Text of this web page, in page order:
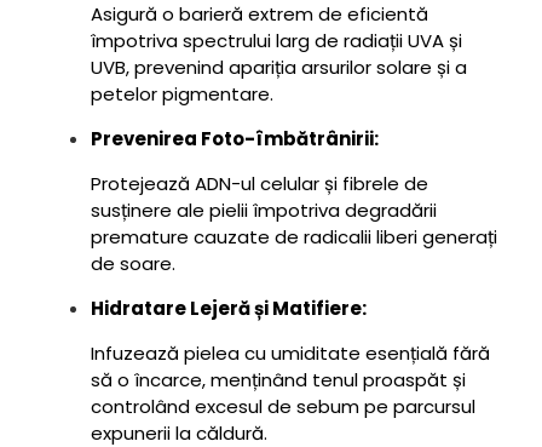
Asigură o barieră extrem de eficientă
împotriva spectrului larg de radiații UVA și
UVB, prevenind apariția arsurilor solare și a
petelor pigmentare.
Prevenirea Foto-îmbătrânirii:
Protejează ADN-ul celular și fibrele de
susținere ale pielii împotriva degradării
premature cauzate de radicalii liberi generați
de soare.
Hidratare Lejeră și Matifiere:
Infuzează pielea cu umiditate esențială fără
să o încarce, menținând tenul proaspăt și
controlând excesul de sebum pe parcursul
expunerii la căldură.